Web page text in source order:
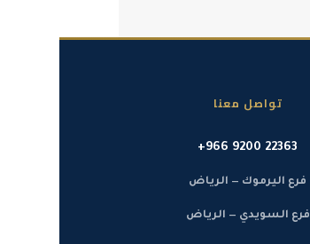
تواصل معنا
+966 9200 22363
فرع اليرموك — الرياض
فرع السويدي — الرياض